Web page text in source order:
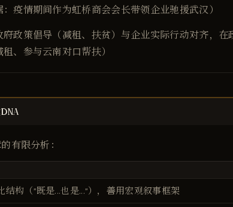
疫情期间作为虹桥商会会长带领企业驰援武汉）
府政策倡导（减租、扶贫）与企业实际行动对齐，
、参与云南对口帮扶）
有限分析：
结构（"既是...也是..."），善用宏观叙事框架